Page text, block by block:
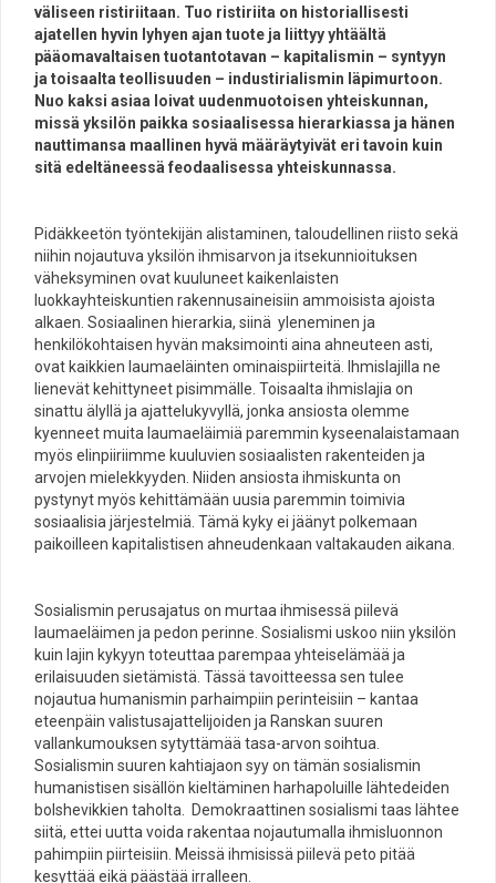
väliseen ristiriitaan. Tuo ristiriita on historiallisesti
ajatellen hyvin lyhyen ajan tuote ja liittyy yhtäältä
pääomavaltaisen tuotantotavan – kapitalismin – syntyyn
ja toisaalta teollisuuden – industirialismin läpimurtoon.
Nuo kaksi asiaa loivat uudenmuotoisen yhteiskunnan,
missä yksilön paikka sosiaalisessa hierarkiassa ja hänen
nauttimansa maallinen hyvä määräytyivät eri tavoin kuin
sitä edeltäneessä feodaalisessa yhteiskunnassa.
Pidäkkeetön työntekijän alistaminen, taloudellinen riisto sekä
niihin nojautuva yksilön ihmisarvon ja itsekunnioituksen
väheksyminen ovat kuuluneet kaikenlaisten
luokkayhteiskuntien rakennusaineisiin ammoisista ajoista
alkaen. Sosiaalinen hierarkia, siinä yleneminen ja
henkilökohtaisen hyvän maksimointi aina ahneuteen asti,
ovat kaikkien laumaeläinten ominaispiirteitä. Ihmislajilla ne
lienevät kehittyneet pisimmälle. Toisaalta ihmislajia on
sinattu älyllä ja ajattelukyvyllä, jonka ansiosta olemme
kyenneet muita laumaeläimiä paremmin kyseenalaistamaan
myös elinpiiriimme kuuluvien sosiaalisten rakenteiden ja
arvojen mielekkyyden. Niiden ansiosta ihmiskunta on
pystynyt myös kehittämään uusia paremmin toimivia
sosiaalisia järjestelmiä. Tämä kyky ei jäänyt polkemaan
paikoilleen kapitalistisen ahneudenkaan valtakauden aikana.
Sosialismin perusajatus on murtaa ihmisessä piilevä
laumaeläimen ja pedon perinne. Sosialismi uskoo niin yksilön
kuin lajin kykyyn toteuttaa parempaa yhteiselämää ja
erilaisuuden sietämistä. Tässä tavoitteessa sen tulee
nojautua humanismin parhaimpiin perinteisiin – kantaa
eteenpäin valistusajattelijoiden ja Ranskan suuren
vallankumouksen sytyttämää tasa-arvon soihtua.
Sosialismin suuren kahtiajaon syy on tämän sosialismin
humanistisen sisällön kieltäminen harhapoluille lähtedeiden
bolshevikkien taholta. Demokraattinen sosialismi taas lähtee
siitä, ettei uutta voida rakentaa nojautumalla ihmisluonnon
pahimpiin piirteisiin. Meissä ihmisissä piilevä peto pitää
kesyttää eikä päästää irralleen.